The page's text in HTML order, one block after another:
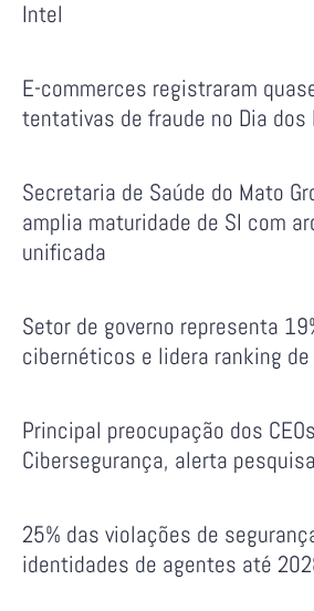
Intel
E-commerces registraram
tentativas de fraude no Dia dos
Secretaria de Saúde do Mato
amplia maturidade de SI com
unificada
Setor de governo representa
cibernéticos e lidera ranking
Principal preocupação dos
Cibersegurança, alerta pesquisa
25% das violações de
identidades de agentes até